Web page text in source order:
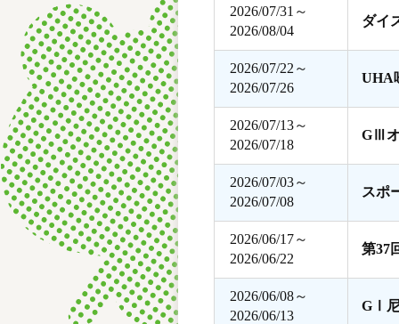
2026/07/31～
2026/08/04
ダイ
2026/07/22～
2026/07/26
UHA
2026/07/13～
2026/07/18
GⅢオ
2026/07/03～
2026/07/08
スポ
2026/06/17～
2026/06/22
第37
2026/06/08～
2026/06/13
GⅠ尼